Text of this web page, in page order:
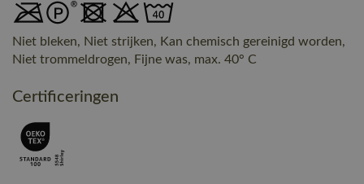
Niet bleken, Niet strijken, Kan chemisch gereinigd worden,
Niet trommeldrogen, Fijne was, max. 40° C
Certificeringen